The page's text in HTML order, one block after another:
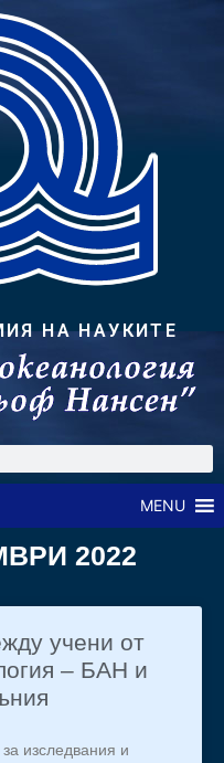
НА НАУКИТЕ
MENU
2022
учени от
– БАН и
изследвания и